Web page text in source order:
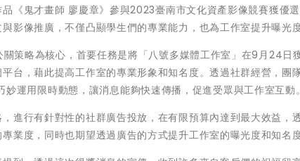
《鬼才畫師 廖慶章》參與2023臺南市文化資產影像競賽獲優
影像推廣，不僅凸顯學生們的專業能力，也為工作室提升曝光
策略為核心，首要任務是將「八號多媒體工作室」在9月24日
台，藉此提高工作室的專業形象和知名度。透過社群經營，團
用限時動態，讓消息能夠快速傳播，促進受眾與工作室互動。
進行有針對性的社群廣告投放，在有限預算內達到最大效益，
業度，同時也期望透過廣告的方式提升工作室的曝光度和知名